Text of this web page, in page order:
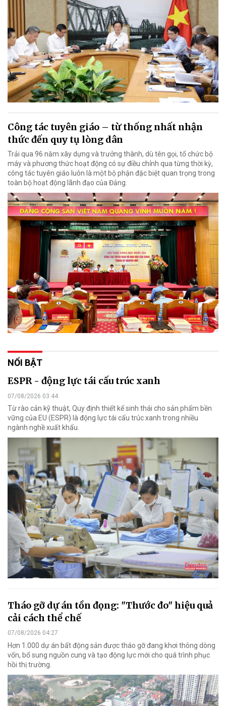
Công tác tuyên giáo – từ thống nhất nhận
thức đến quy tụ lòng dân
Trải qua 96 năm xây dựng và trưởng thành, dù tên gọi, tổ chức bộ
máy và phương thức hoạt động có sự điều chỉnh qua từng thời kỳ,
công tác tuyên giáo luôn là một bộ phận đặc biệt quan trọng trong
toàn bộ hoạt động lãnh đạo của Đảng.
NỔI BẬT
ESPR - động lực tái cấu trúc xanh
07/08/2026 03:44
Từ rào cản kỹ thuật, Quy định thiết kế sinh thái cho sản phẩm bền
vững của EU (ESPR) là động lực tái cấu trúc xanh trong nhiều
ngành nghề xuất khẩu.
Tháo gỡ dự án tồn đọng: "Thước đo" hiệu quả
cải cách thể chế
07/08/2026 04:27
Hơn 1.000 dự án bất động sản được tháo gỡ đang khơi thông dòng
vốn, bổ sung nguồn cung và tạo động lực mới cho quá trình phục
hồi thị trường.